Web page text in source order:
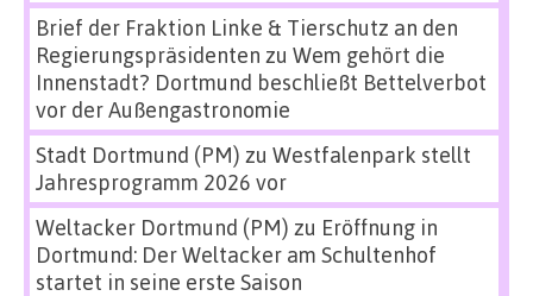
Brief der Fraktion Linke & Tierschutz an den
Regierungspräsidenten zu Wem gehört die
Innenstadt? Dortmund beschließt Bettelverbot
vor der Außengastronomie
Stadt Dortmund (PM) zu Westfalenpark stellt
Jahresprogramm 2026 vor
Weltacker Dortmund (PM) zu Eröffnung in
Dortmund: Der Weltacker am Schultenhof
startet in seine erste Saison